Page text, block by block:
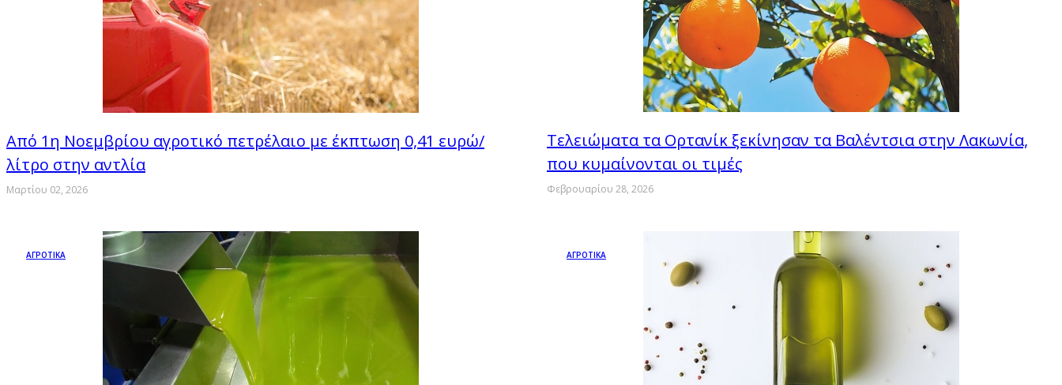
Από 1η Νοεμβρίου αγροτικό πετρέλαιο με έκπτωση 0,41 ευρώ/
λίτρο στην αντλία
Μαρτίου 02, 2026
Τελειώματα τα Ορτανίκ ξεκίνησαν τα Βαλέντσια στην Λακωνία,
που κυμαίνονται οι τιμές
Φεβρουαρίου 28, 2026
ΑΓΡΟΤΙΚΑ ΑΓΡΟΤΙΚΑ